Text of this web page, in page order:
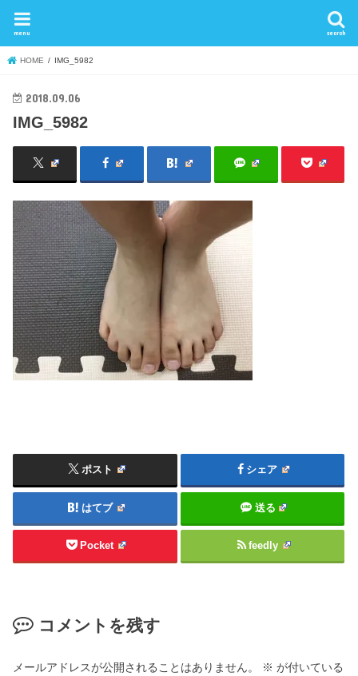
search
menu
HOME IMG_5982
2018.09.06
IMG_5982
ポスト シェア
はてブ 送る
Pocket feedly
コメントを残す
メールアドレスが公開されることはありません。 ※ が付いている